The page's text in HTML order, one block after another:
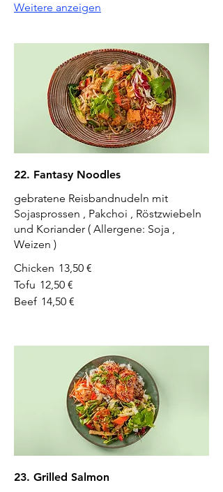
Weitere anzeigen
22. Fantasy Noodles
gebratene Reisbandnudeln mit
Sojasprossen , Pakchoi , Röstzwiebeln
und Koriander ( Allergene: Soja ,
Weizen )
Chicken 13,50 €
Tofu 12,50 €
Beef 14,50 €
23. Grilled Salmon